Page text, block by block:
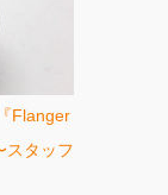
Flanger
スタッフ